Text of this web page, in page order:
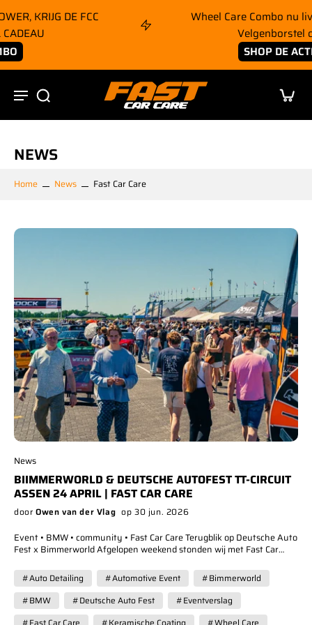
Wheel Care Combo nu live – gratis Diepte
Velgenborstel cadeau
NEWS
Home News Fast Car Care
News
BIIMMERWORLD & DEUTSCHE AUTOFEST TT-CIRCUIT
ASSEN 24 APRIL | FAST CAR CARE
door Owen van der Vlag op 30 jun. 2026
Event • BMW • community • Fast Car Care Terugblik op Deutsche Auto
Fest x Bimmerworld Afgelopen weekend stonden wij met Fast Car
indrukwekkende Duitse auto's, detailing, performance builds en
duizenden autoliefhebbers die dezelfde passie delen. Van perfect
onderhouden BMW's en Audi's tot exclusieve Porsches en krachtige
AMG's: overal draaide het om kwaliteit, uitstraling en oog voor detail.
Precies waar Fast Car Care zich ook iedere dag mee bezighoudt. Een
#Auto Detailing #Automotive Event
#Bimmerworld
#BMW
#Deutsche Auto Fest
#Eventverslag